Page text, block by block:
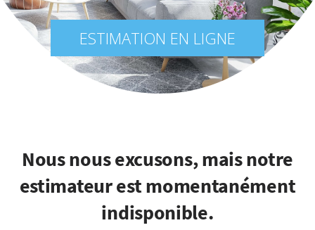
ESTIMATION EN LIGNE